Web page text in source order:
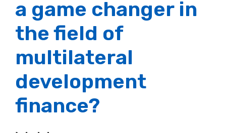
a game changer in
the field of
multilateral
development
finance?